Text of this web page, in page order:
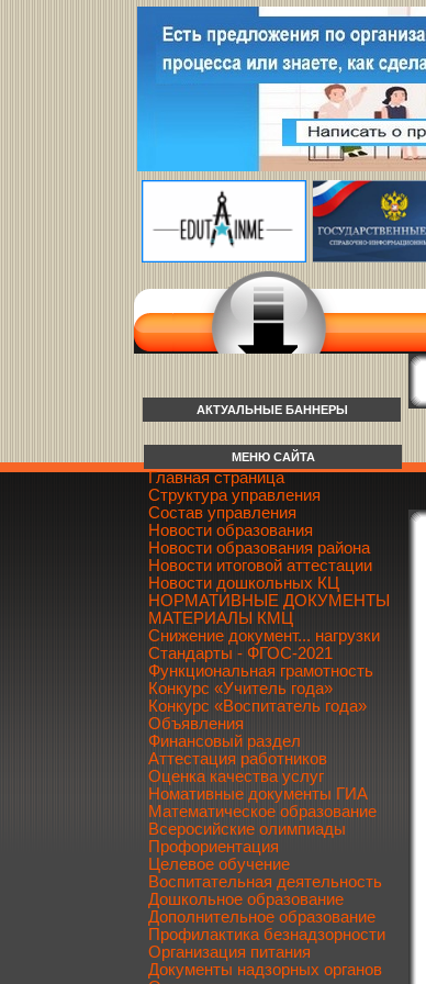
АКТУАЛЬНЫЕ БАННЕРЫ
МЕНЮ САЙТА
Главная страница
Структура управления
Состав управления
Новости образования
Новости образования района
Новости итоговой аттестации
Новости дошкольных КЦ
НОРМАТИВНЫЕ ДОКУМЕНТЫ
МАТЕРИАЛЫ КМЦ
Снижение документ... нагрузки
Стандарты - ФГОС-2021
Функциональная грамотность
Конкурс «Учитель года»
Конкурс «Воспитатель года»
Объявления
Финансовый раздел
Аттестация работников
Оценка качества услуг
Номативные документы ГИА
Математическое образование
Всеросийские олимпиады
Профориентация
Целевое обучение
Воспитательная деятельность
Дошкольное образование
Дополнительное образование
Профилактика безнадзорности
Организация питания
Документы надзорных органов